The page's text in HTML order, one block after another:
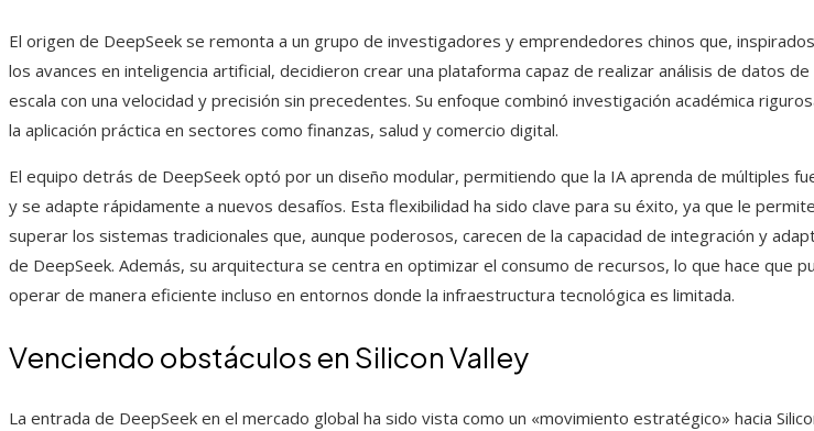
El origen de DeepSeek se remonta a un grupo de investigadores y emprendedores chinos que,
los avances en inteligencia artificial, decidieron crear una plataforma capaz de realizar análisis de datos de
escala con una velocidad y precisión sin precedentes. Su enfoque combinó investigación académica
la aplicación práctica en sectores como finanzas, salud y comercio digital.
El equipo detrás de DeepSeek optó por un diseño modular, permitiendo que la IA aprenda de múltiples
y se adapte rápidamente a nuevos desafíos. Esta flexibilidad ha sido clave para su éxito, ya que le permite
superar los sistemas tradicionales que, aunque poderosos, carecen de la capacidad de integración y
de DeepSeek. Además, su arquitectura se centra en optimizar el consumo de recursos, lo que hace que
operar de manera eficiente incluso en entornos donde la infraestructura tecnológica es limitada.
Venciendo obstáculos en Silicon Valley
La entrada de DeepSeek en el mercado global ha sido vista como un «movimiento estratégico» hacia